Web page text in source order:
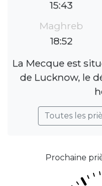
15:43
Maghreb
18:52
La Mecque est
de Lucknow, le
Toutes les
Prochaine